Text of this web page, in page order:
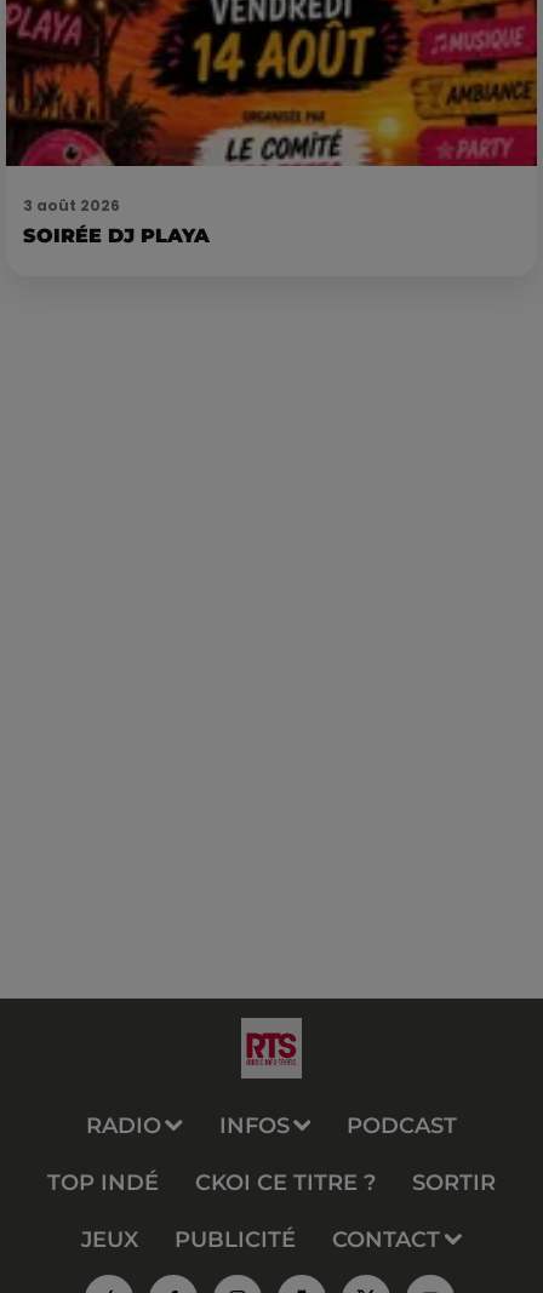
3 août 2026
SOIRÉE DJ PLAYA
RADIO INFOS PODCAST
TOP INDÉ CKOI CE TITRE ? SORTIR
JEUX PUBLICITÉ CONTACT